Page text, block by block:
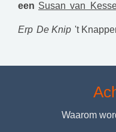
een Susan van
Erp De Knip 't
Waarom